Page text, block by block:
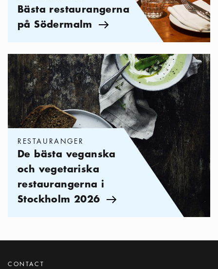
Bästa restaurangerna
på Södermalm Pil ikon
Kategorier:Restauranger, De bästa veganska och vegetariska
RESTAURANGER
De bästa veganska
och vegetariska
restaurangerna i
Stockholm 2026 Pil ikon
CONTACT